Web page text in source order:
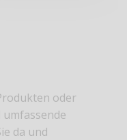
oder
da und